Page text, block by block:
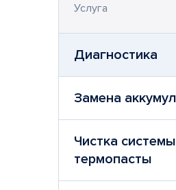
Услуга
Диагностика
Замена
Чистка
термопасты